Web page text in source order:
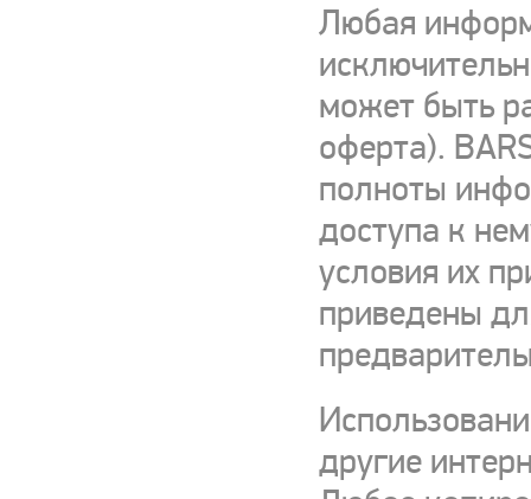
Любая
может быть
оферта).
полноты
доступа к
условия их
приведены
другие